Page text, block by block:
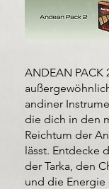
ANDEAN PACK
andiner
die dich in den
Reichtum der
lässt. Entdecke
der Tarka, den
und die